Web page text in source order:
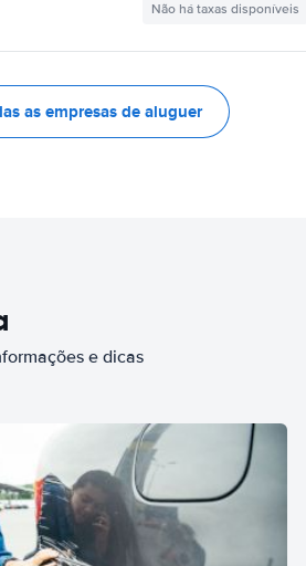
Não há taxas disponíveis
as empresas de aluguer
e dicas